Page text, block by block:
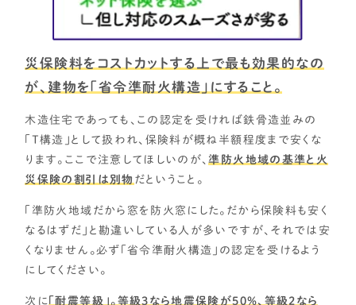
災保険料をコストカットする上で最も効果的なの
が、建物を「省令準耐火構造」にすること。
木造住宅であっても、この認定を受ければ鉄骨造並みの
「T構造」として扱われ、保険料が概ね半額程度まで安くな
ります。ここで注意してほしいのが、準防火地域の基準と火
災保険の割引は別物 だということ。
「準防火地域だから窓を防火窓にした。だから保険料も安く
なるはずだ」と勘違いしている人が多いですが、それでは安
くなりません。必ず「省令準耐火構造」の認定を受けるよう
にしてください。
次に 「耐震等級」。等級3なら地震保険が50％、等級2なら